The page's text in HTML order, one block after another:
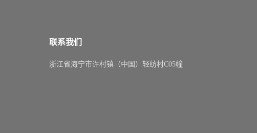
联系我们
浙江省海宁市许村镇（中国）轻纺村C05幢